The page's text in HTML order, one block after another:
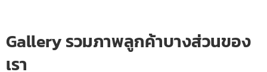
Gallery รวมภาพลูกค้าบางส่วนของ
เรา